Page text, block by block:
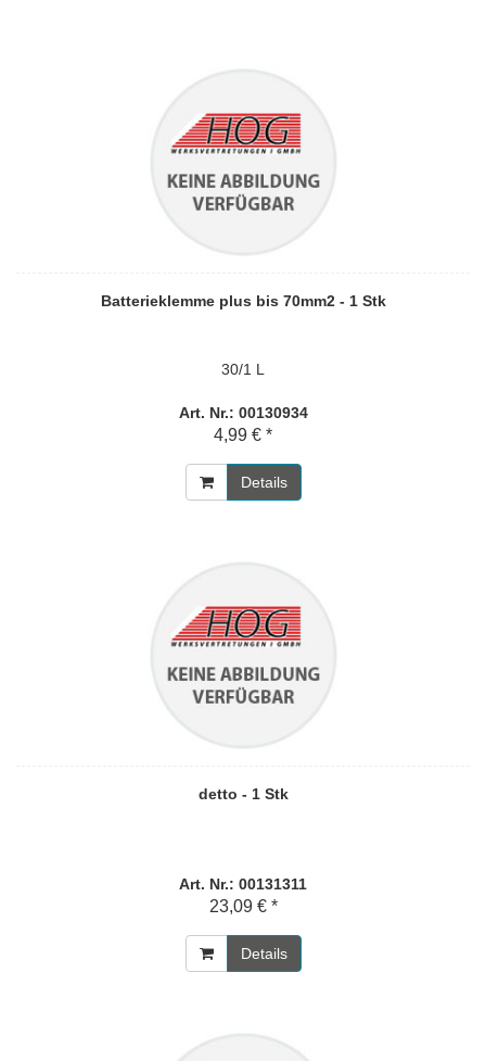
Batterieklemme plus bis 70mm2 - 1 Stk
30/1 L
Art. Nr.: 00130934
4,99 € *
Details
detto - 1 Stk
Art. Nr.: 00131311
23,09 € *
Details